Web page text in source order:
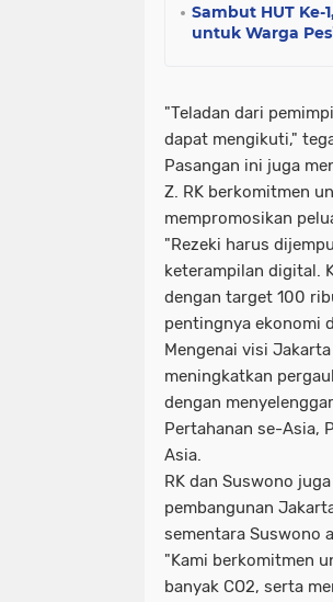
Sambut HUT Ke-
untuk Warga
"Teladan dari
dapat mengikuti,"
Pasangan ini juga
Z. RK berkomitmen
mempromosikan
"Rezeki harus
keterampilan digital.
dengan target 100
pentingnya ekonomi
Mengenai visi
meningkatkan
dengan
Pertahanan se-Asia,
Asia.
RK dan Suswono
pembangunan
sementara Suswono
"Kami berkomitmen
banyak CO2, serta